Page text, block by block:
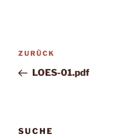
Beitragsnavigation
Vorheriger
Beitrag
ZURÜCK
LOES-01.pdf
SUCHE